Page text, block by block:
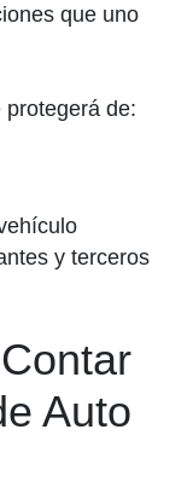
que uno
de:
y terceros
Auto